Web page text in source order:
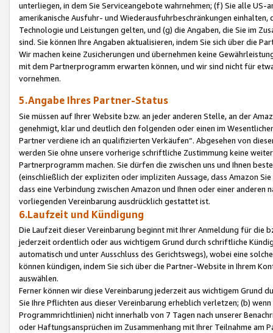
unterliegen, in dem Sie Serviceangebote wahrnehmen; (f) Sie alle
amerikanische Ausfuhr- und Wiederausfuhrbeschränkungen
Technologie und Leistungen gelten, und (g) die Angaben, die Sie im
sind. Sie können Ihre Angaben aktualisieren, indem Sie sich über die
Wir machen keine Zusicherungen und übernehmen keine
mit dem Partnerprogramm erwarten können, und wir sind nicht für
vornehmen.
5.Angabe Ihres Partner-Status
Sie müssen auf Ihrer Website bzw. an jeder anderen Stelle, an der
genehmigt, klar und deutlich den folgenden oder einen im
Partner verdiene ich an qualifizierten Verkäufen“. Abgesehen von
werden Sie ohne unsere vorherige schriftliche Zustimmung keine
Partnerprogramm machen. Sie dürfen die zwischen uns und Ihnen
(einschließlich der expliziten oder impliziten Aussage, dass Amazon
dass eine Verbindung zwischen Amazon und Ihnen oder einer
vorliegenden Vereinbarung ausdrücklich gestattet ist.
6.Laufzeit und Kündigung
Die Laufzeit dieser Vereinbarung beginnt mit Ihrer Anmeldung für die
jederzeit ordentlich oder aus wichtigem Grund durch schriftliche
automatisch und unter Ausschluss des Gerichtswegs), wobei eine
können kündigen, indem Sie sich über die Partner-Website in Ihrem
auswählen.
Ferner können wir diese Vereinbarung jederzeit aus wichtigem Grund
Sie Ihre Pflichten aus dieser Vereinbarung erheblich verletzen; (b)
Programmrichtlinien) nicht innerhalb von 7 Tagen nach unserer
oder Haftungsansprüchen im Zusammenhang mit Ihrer Teilnahme am